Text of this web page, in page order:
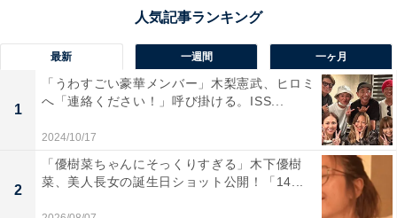
最新 一週間 一ヶ月
1
「うわすごい豪華メンバー」木梨憲武、ヒロミ
へ「連絡ください！」呼び掛ける。ISS...
2024/10/17
2
「優樹菜ちゃんにそっくりすぎる」木下優樹
菜、美人長女の誕生日ショット公開！「14...